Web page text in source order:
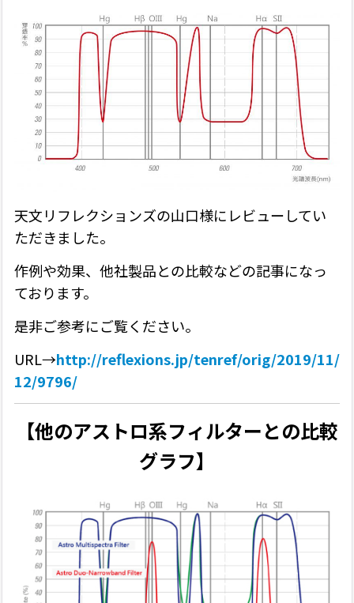
天文リフレクションズの山口様にレビューしてい
ただきました。
作例や効果、他社製品との比較などの記事になっ
ております。
是非ご参考にご覧ください。
URL→http://reflexions.jp/tenref/orig/2019/11/
12/9796/
【他のアストロ系フィルターとの比較
グラフ】